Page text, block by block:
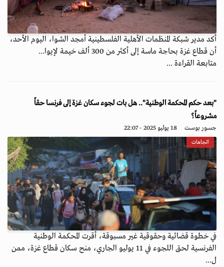
أكد مدير شبكة المنظمات الأهلية الفلسطينية أمجد الشوا، اليوم الأحد،
أن قطاع غزة بحاجة ماسة إلى أكثر من 300 ألف خيمة لإيوا...
متابعة القراءة ...
"بعد حكم المحكمة الوطنية".. هل بات لجوء سكان غزة إلى فرنسا حقاً
مشروعاً؟
جسور بوست 18 يوليو 2025 - 22:07
اتجاهات
في خطوة قضائية وحقوقية غير مسبوقة، أقرت المحكمة الوطنية
الفرنسية لحق اللجوء في 11 يوليو الجاري، منح سكان قطاع غزة، ممن
ل...